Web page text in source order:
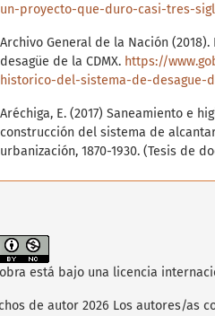
un-proyecto-que-duro-casi-tres-
Archivo General de la Nación
desagüe de la CDMX. https://
historico-del-sistema-de-desague-
Aréchiga, E. (2017) Saneamiento e
construcción del sistema de
urbanización, 1870-1930. (Tesis de
Camarena, M. y Villafuerte, L.
Connolly, P. (1997). El contratista
desigual. México. Fondo de Cultura
está bajo una licencia
de autor 2026 Los autores/as